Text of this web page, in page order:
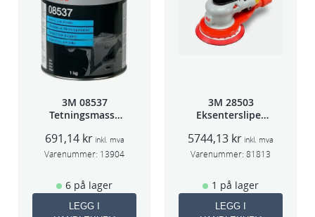
3M 08537
Tetningsmasse
691,14 kr inkl. mva
Varenummer: 13904
6 på lager
LEGG I
3M 28503
Eksentersliper
5mm slag
75mm
5744,13 kr inkl. mva
Varenummer: 81813
1 på lager
LEGG I